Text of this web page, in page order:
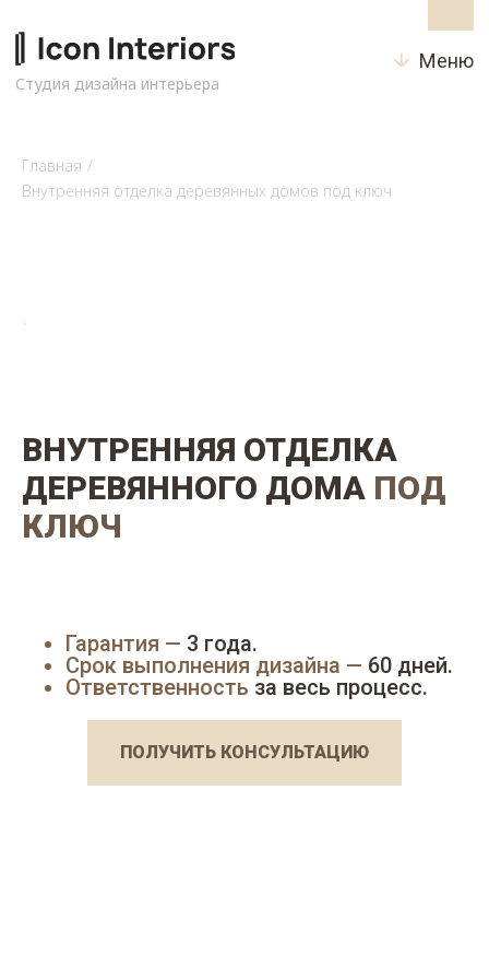
Студия дизайна интерьера
Главная /
Внутренняя отделка деревянных домов под ключ
↓
ВНУТРЕННЯЯ ОТДЕЛКА
ДЕРЕВЯННОГО ДОМА ПОД
КЛЮЧ
Гарантия — 3 года.
Срок выполнения дизайна — 60 дней.
Ответственность за весь процесс.
ПОЛУЧИТЬ КОНСУЛЬТАЦИЮ